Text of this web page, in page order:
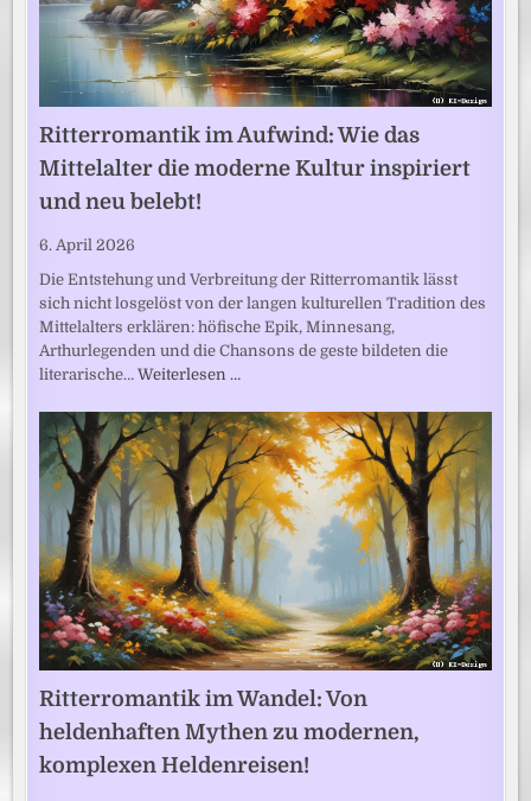
Ritterromantik im Aufwind: Wie das
Mittelalter die moderne Kultur inspiriert
und neu belebt!
6. April 2026
Die Entstehung und Verbreitung der Ritterromantik lässt
sich nicht losgelöst von der langen kulturellen Tradition des
Mittelalters erklären: höfische Epik, Minnesang,
Arthurlegenden und die Chansons de geste bildeten die
literarische…Weiterlesen …
Ritterromantik im Wandel: Von
heldenhaften Mythen zu modernen,
komplexen Heldenreisen!